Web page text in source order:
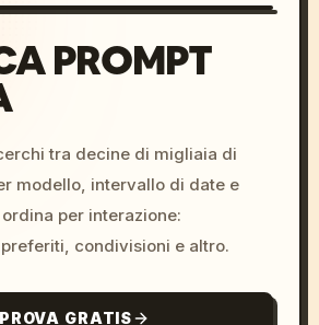
PROMPT
tra decine di migliaia di
modello, intervallo di date e
per interazione:
condivisioni e altro.
PROVA GRATIS